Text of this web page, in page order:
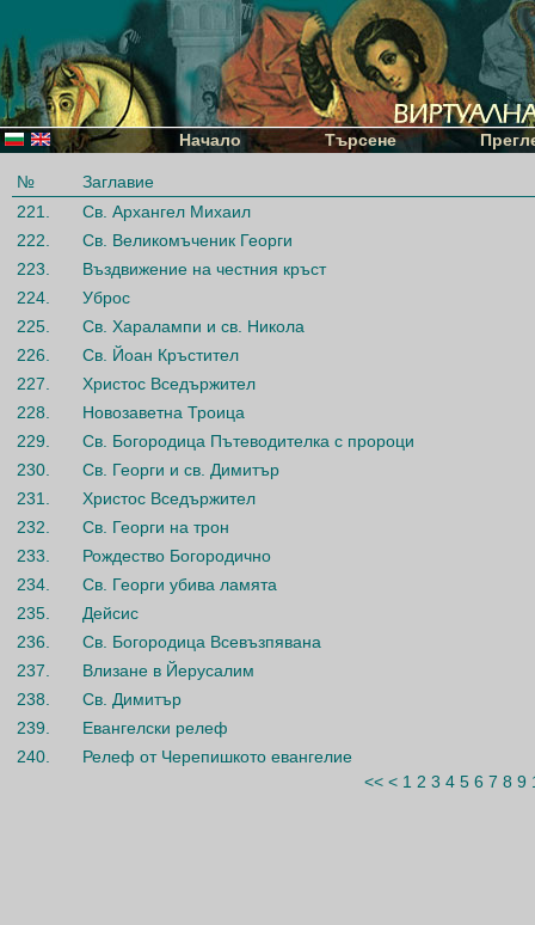
Начало Търсене
№
Заглавие
221.
Св. Архангел Михаил
222.
Св. Великомъченик Георги
223.
Въздвижение на честния кръст
224.
Уброс
225.
Св. Харалампи и св. Никола
226.
Св. Йоан Кръстител
227.
Христос Вседържител
228.
Новозаветна Троица
229.
Св. Богородица Пътеводителка с пророци
230.
Св. Георги и св. Димитър
231.
Христос Вседържител
232.
Св. Георги на трон
233.
Рождество Богородично
234.
Св. Георги убива ламята
235.
Дейсис
236.
Св. Богородица Всевъзпявана
237.
Влизане в Йерусалим
238.
Св. Димитър
239.
Евангелски релеф
240.
Релеф от Черепишкото евангелие
<< < 1 2 3 4 5 6 7 8 9